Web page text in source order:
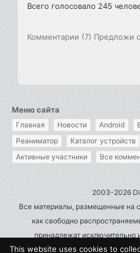
Всего голосовало 245
Комментарии (7) Предложи
Меню сайта
Главная Новости Android
Реаниматор
Каталог устройств
Активные участники
Все
2003-2026
Все материалы, размещенные на
как свободно
принадлежат исключительно
претензии - пишите на
This website uses cookies to